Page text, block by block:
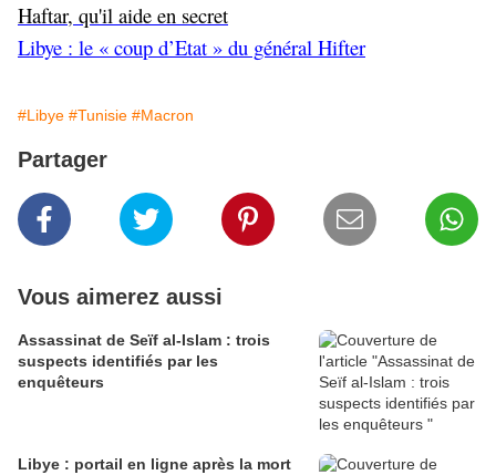
Haftar, qu'il aide en secret
Libye : le « coup d’Etat » du général Hifter
#Libye #Tunisie #Macron
Partager
Vous aimerez aussi
Assassinat de Seïf al-Islam : trois
suspects identifiés par les
enquêteurs
Libye : portail en ligne après la mort